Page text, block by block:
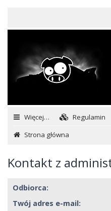
Więcej… Regulamin
Strona główna
Kontakt z
Odbiorca:
Twój adres e-mail: